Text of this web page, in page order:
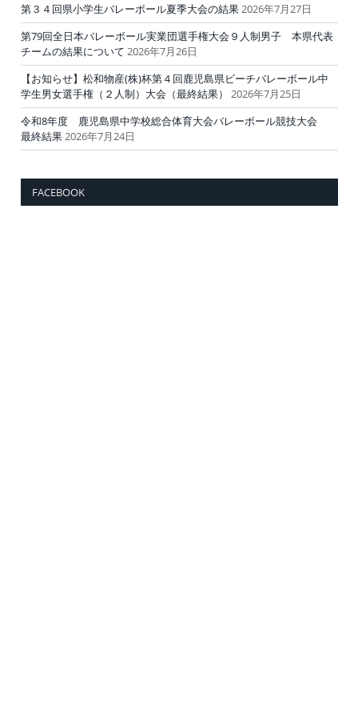
第３４回県小学生バレーボール夏季大会の結果2026年7月27日
第79回全日本バレーボール実業団選手権大会９人制男子 本県代表
チームの結果について 2026年7月26日
【お知らせ】松和物産(株)杯第４回鹿児島県ビーチバレーボール中
学生男女選手権（２人制）大会（最終結果）
2026年7月25日
令和8年度 鹿児島県中学校総合体育大会バレーボール競技大会
最終結果2026年7月24日
FACEBOOK